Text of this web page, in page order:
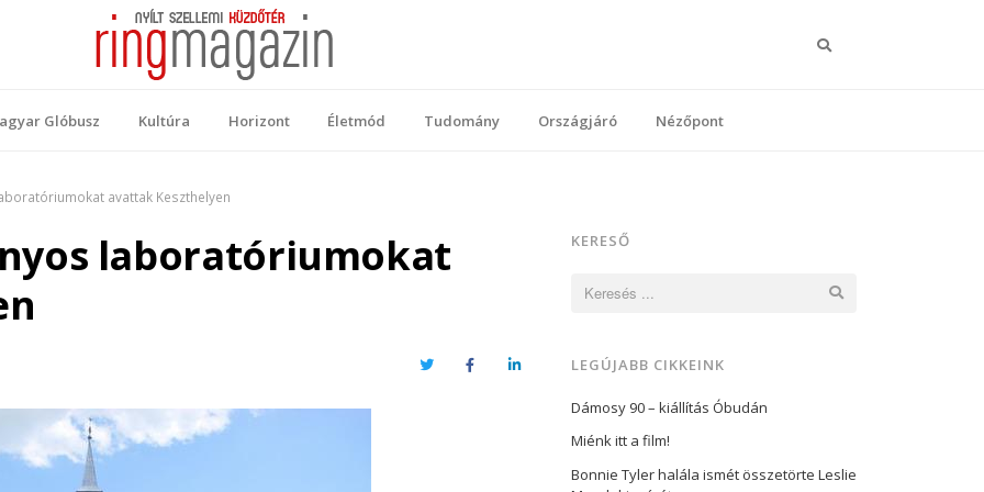
Glóbusz Kultúra Horizont Életmód Tudomány Országjáró Nézőpont
avattak Keszthelyen
laboratóriumokat
TwitterFacebookLinkedIn
KERESŐ
LEGÚJABB CIKKEINK
Dámosy 90 – kiállítás Óbudán
Miénk itt a film!
Bonnie Tyler halála ismét összetörte Leslie